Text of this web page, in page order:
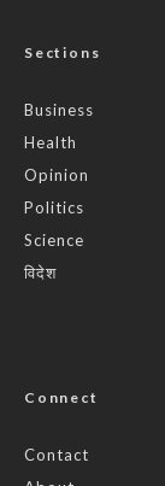
Sections
Business
Health
Opinion
Politics
Science
विदेश
Connect
Contact